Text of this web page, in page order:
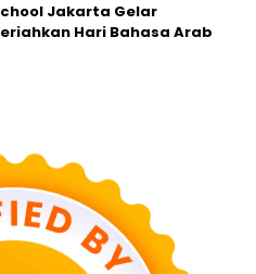
Jakarta Gelar
Hari Bahasa Arab